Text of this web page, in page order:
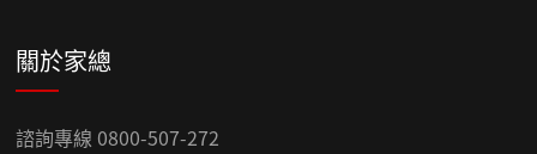
關於家總
諮詢專線 0800-507-272